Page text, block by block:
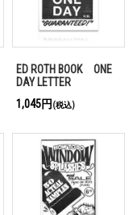
ED ROTH BOOK ONE
DAY LETTER
1,045円 (税込)